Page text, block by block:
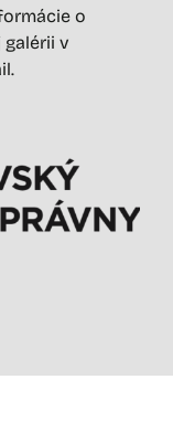
o
v